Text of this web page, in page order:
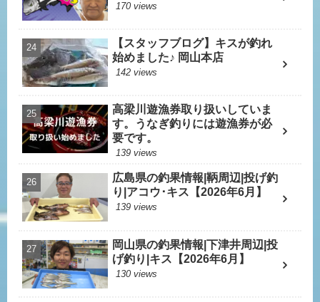
170 views
【スタッフブログ】キスが釣れ
始めました♪ 岡山本店
142 views
高梁川遊漁券取り扱いしていま
す。うなぎ釣りには遊漁券が必
要です。
139 views
広島県の釣果情報|鞆周辺|投げ釣
り|アコウ･キス【2026年6月】
139 views
岡山県の釣果情報|下津井周辺|投
げ釣り|キス【2026年6月】
130 views